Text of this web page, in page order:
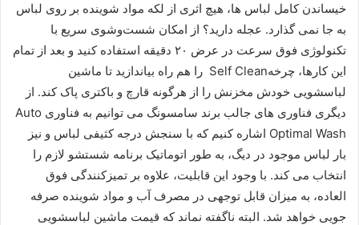
خیساندن کامل لباس ها، هیچ اثری از لکه مواد شوینده بر روی لباس
به جا نمی گذارد. عجله دارید؟ از امکان شست‌وشوی سریع با
تکنولوژی فوق سرعت در عرض ۲۰ دقیقه استفاده کنید و بعد از تمام
این کارها، چرخهSelf Clean را هم راه بیاندازید تا ماشین
لباسشویی خودش مخزنش را از هرگونه قارچ و باکتری پاک کند. از
دیگری فناوری های جالب برند سامسونگ می توانیم به فناوری Auto
Optimal Wash اشاره کنیم که با سنجش درجه کثیفی لباس و نیز
بار لباس موجود در دیگ، به طور اتوماتیک برنامه شستشو لازم را
انتخاب می کند. با وجود این قابلیت، علاوه بر تمیزکنندگی فوق
العاده، به میزان قابل توجهی در مصرف آب و مواد شوینده صرفه
جویی خواهد شد. البته ناگفته نماند که قیمت ماشین لباسشویی